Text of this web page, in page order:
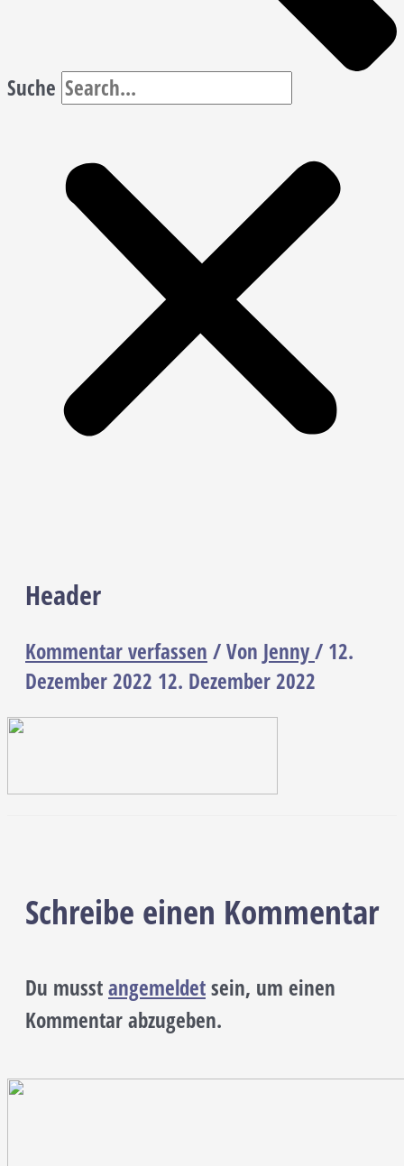
Suche
Header
Kommentar verfassen / Von Jenny/ 12.
Dezember 2022 12. Dezember 2022
Schreibe einen Kommentar
Du musstangemeldetsein, um einen
Kommentar abzugeben.